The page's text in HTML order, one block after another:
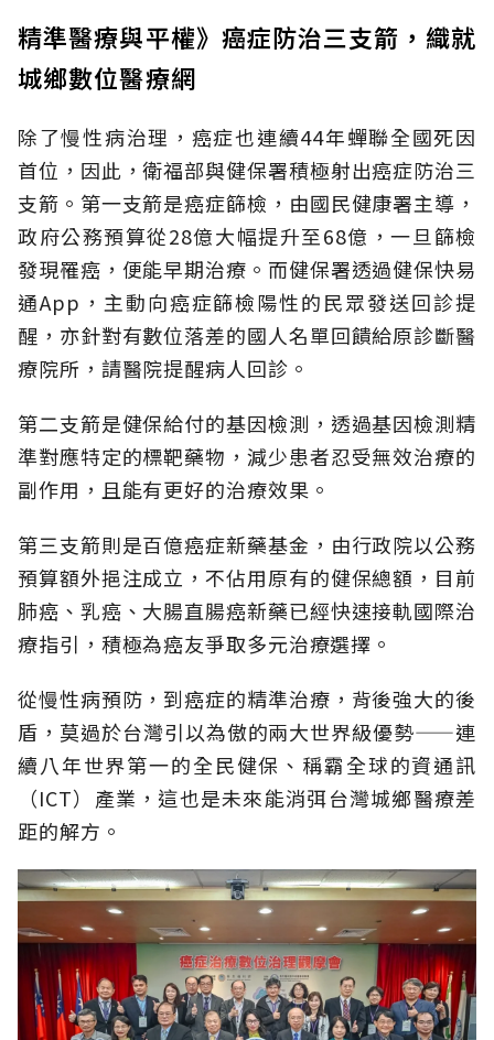
精準醫療與平權》癌症防治三支箭，織就
城鄉數位醫療網
除了慢性病治理，癌症也連續44年蟬聯全國死因
首位，因此，衛福部與健保署積極射出癌症防治三
支箭。第一支箭是癌症篩檢，由國民健康署主導，
政府公務預算從28億大幅提升至68億，一旦篩檢
發現罹癌，便能早期治療。而健保署透過健保快易
通App，主動向癌症篩檢陽性的民眾發送回診提
醒，亦針對有數位落差的國人名單回饋給原診斷醫
療院所，請醫院提醒病人回診。
第二支箭是健保給付的基因檢測，透過基因檢測精
準對應特定的標靶藥物，減少患者忍受無效治療的
副作用，且能有更好的治療效果。
第三支箭則是百億癌症新藥基金，由行政院以公務
預算額外挹注成立，不佔用原有的健保總額，目前
肺癌、乳癌、大腸直腸癌新藥已經快速接軌國際治
療指引，積極為癌友爭取多元治療選擇。
從慢性病預防，到癌症的精準治療，背後強大的後
盾，莫過於台灣引以為傲的兩大世界級優勢——連
續八年世界第一的全民健保、稱霸全球的資通訊
（ICT）產業，這也是未來能消弭台灣城鄉醫療差
距的解方。